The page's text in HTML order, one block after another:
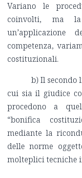
Variano le
coinvolti, ma
competenza,
costituzionali.
b) Il secondo
cui sia il giudice
procedono a
“bonifica
mediante la
delle norme
molteplici tecniche